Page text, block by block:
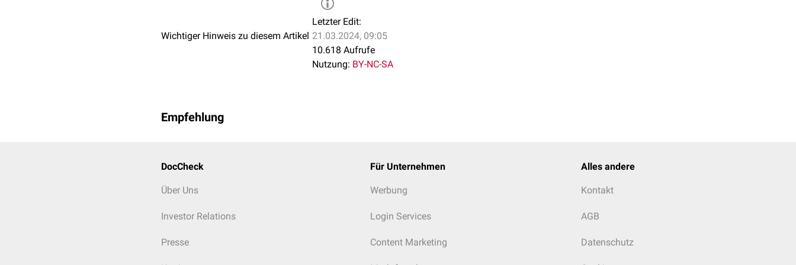
Wichtiger Hinweis zu diesem Artikel
Letzter Edit:
21.03.2024, 09:05
10.618 Aufrufe
Nutzung: BY-NC-SA
Empfehlung
DocCheck
Über Uns
Investor Relations
Presse
Für Unternehmen
Werbung
Login Services
Content Marketing
Alles andere
Kontakt
AGB
Datenschutz